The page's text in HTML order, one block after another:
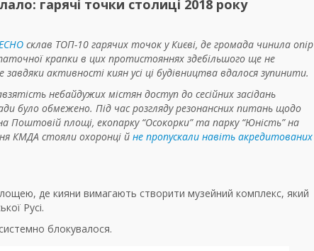
гарячі точки столиці 2018 року
склав ТОП-10 гарячих точок у Києві, де громада чинила опір
крапки в цих протистояннях здебільшого ще не
активності киян усі ці будівництва вдалося зупинити.
небайдужих містян доступ до сесійних засідань
було обмежено. Під час розгляду резонансних питань щодо
Поштовій площі, екопарку “Осокорки” та парку “Юність” на
КМДА стояли охоронці й не пропускали навіть акредитованих
де кияни вимагають створити музейний комплекс, який
Русі.
блокувалося.